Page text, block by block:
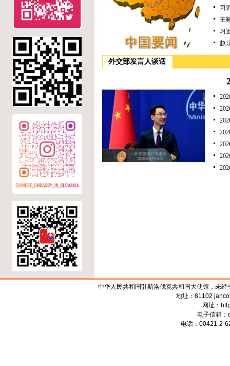
邮箱或电话咨询。 电子邮
咨询电话：004...
习
王
习
赵
外交部发言人谈话
中华人民共和国驻斯洛伐克共和国大使馆，未
地址：81102
网址：
电子信箱：
电话：00421-2-